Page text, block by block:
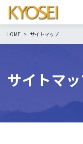
HOME サイトマップ
サイトマ